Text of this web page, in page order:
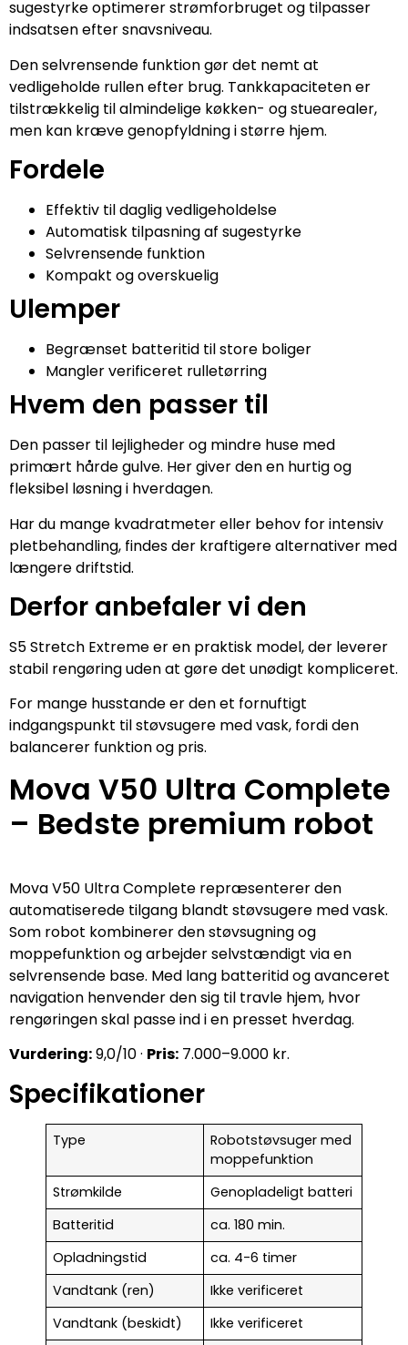
sugestyrke optimerer strømforbruget og tilpasser
indsatsen efter snavsniveau.
Den selvrensende funktion gør det nemt at
vedligeholde rullen efter brug. Tankkapaciteten er
tilstrækkelig til almindelige køkken- og stuearealer,
men kan kræve genopfyldning i større hjem.
Fordele
Effektiv til daglig vedligeholdelse
Automatisk tilpasning af sugestyrke
Selvrensende funktion
Kompakt og overskuelig
Ulemper
Begrænset batteritid til store boliger
Mangler verificeret rulletørring
Hvem den passer til
Den passer til lejligheder og mindre huse med
primært hårde gulve. Her giver den en hurtig og
fleksibel løsning i hverdagen.
Har du mange kvadratmeter eller behov for intensiv
pletbehandling, findes der kraftigere alternativer med
længere driftstid.
Derfor anbefaler vi den
S5 Stretch Extreme er en praktisk model, der leverer
stabil rengøring uden at gøre det unødigt kompliceret.
For mange husstande er den et fornuftigt
indgangspunkt til støvsugere med vask, fordi den
balancerer funktion og pris.
Mova V50 Ultra Complete
– Bedste premium robot
Mova V50 Ultra Complete repræsenterer den
automatiserede tilgang blandt støvsugere med vask.
Som robot kombinerer den støvsugning og
moppefunktion og arbejder selvstændigt via en
selvrensende base. Med lang batteritid og avanceret
navigation henvender den sig til travle hjem, hvor
rengøringen skal passe ind i en presset hverdag.
Vurdering:9,0/10 · Pris: 7.000–9.000 kr.
Specifikationer
Type
Robotstøvsuger med
moppefunktion
Strømkilde
Genopladeligt batteri
Batteritid
ca. 180 min.
Opladningstid
ca. 4-6 timer
Vandtank (ren)
Ikke verificeret
Vandtank (beskidt)
Ikke verificeret